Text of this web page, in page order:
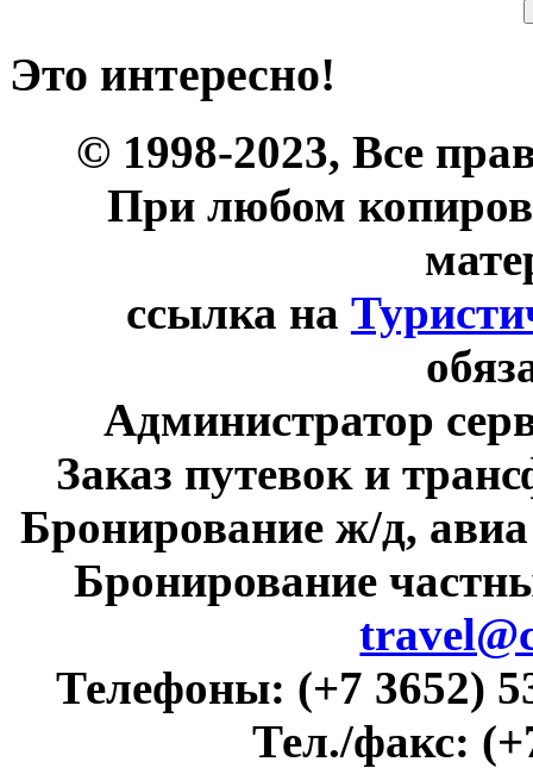
Это интересно!
© 1998-2023, Все
При любом
ссылка на
Администратор
Заказ путевок и
Бронирование ж/д,
Бронирование
Телефоны: (+7 3652)
Тел./факс: